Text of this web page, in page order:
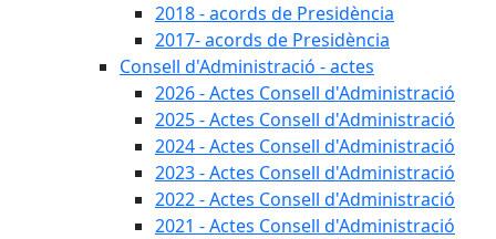
2018 - acords de Presidència
2017- acords de Presidència
Consell d'Administració - actes
2026 - Actes Consell d'Administració
2025 - Actes Consell d'Administració
2024 - Actes Consell d'Administració
2023 - Actes Consell d'Administració
2022 - Actes Consell d'Administració
2021 - Actes Consell d'Administració